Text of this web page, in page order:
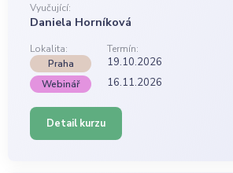
Vyučující:
Daniela Horníková
Lokalita:
Termín:
Praha
19.10.2026
Webinář 16.11.2026
Detail kurzu